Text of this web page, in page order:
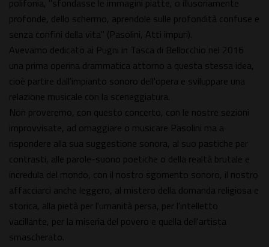
polifonia, "sfondasse le immagini piatte, o illusoriamente
profonde, dello schermo, aprendole sulle profondità confuse e
senza confini della vita" (Pasolini, Atti impuri).
Avevamo dedicato ai Pugni in Tasca di Bellocchio nel 2016
una prima operina drammatica attorno a questa stessa idea,
cioè partire dall'impianto sonoro dell'opera e sviluppare una
relazione musicale con la sceneggiatura.
Non proveremo, con questo concerto, con le nostre sezioni
improvvisate, ad omaggiare o musicare Pasolini ma a
rispondere alla sua suggestione sonora, al suo pastiche per
contrasti, alle parole-suono poetiche o della realtà brutale e
incredula del mondo, con il nostro sgomento sonoro, il nostro
affacciarci anche leggero, al mistero della domanda religiosa e
storica, alla pietà per l'umanità persa, per l'intelletto
vacillante, per la miseria del povero e quella dell'artista
smascherato.